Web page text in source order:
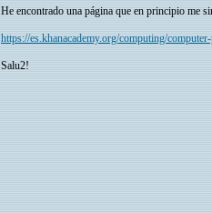
He encontrado una página que en principio me
https://es.khanacademy.org/computing/
Salu2!